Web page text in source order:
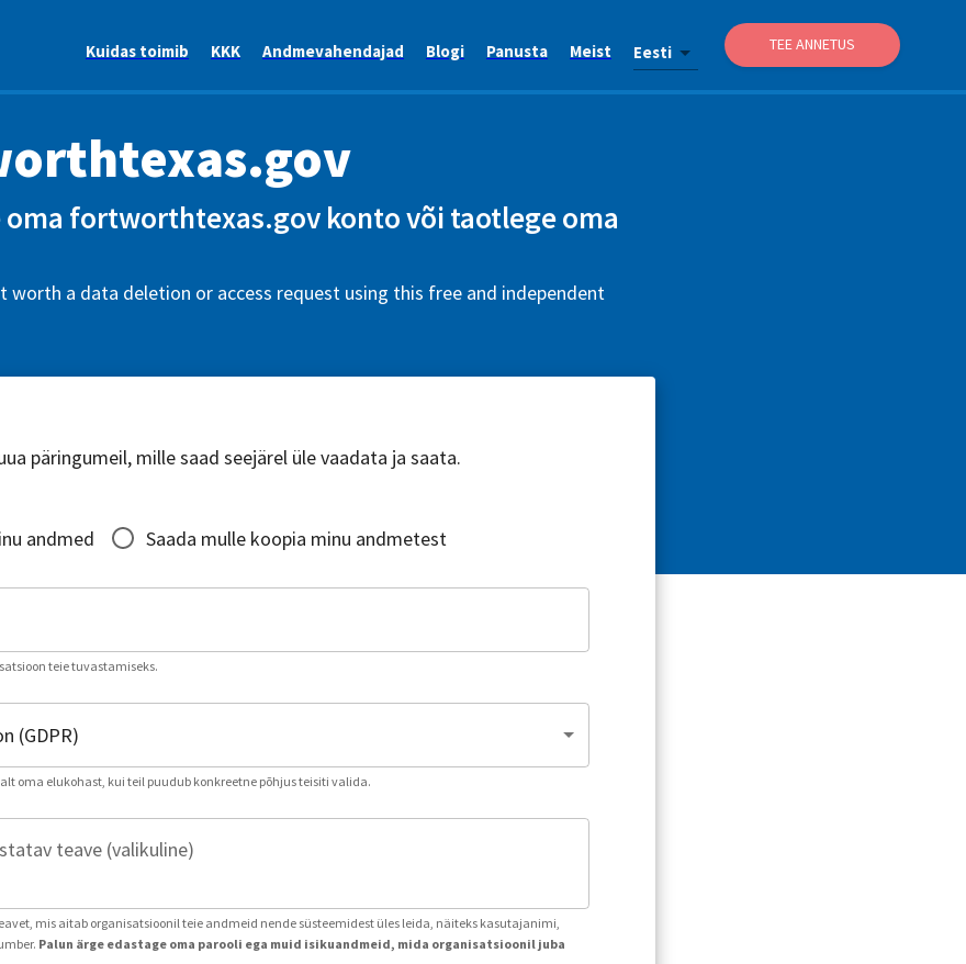
Kuidas toimib KKK Andmevahendajad Blogi Panusta Meist Eesti TEE ANNETUS
oma fortworthtexas.gov konto või taotlege oma
worth a data deletion or access request using this free and independent
päringumeil, mille saad seejärel üle vaadata ja saata.
andmed
Saada mulle koopia minu andmetest
teie tuvastamiseks.
oma elukohast, kui teil puudub konkreetne põhjus teisiti valida.
teave (valikuline)
mis aitab organisatsioonil teie andmeid nende süsteemidest üles leida, näiteks kasutajanimi,
Palun ärge edastage oma parooli ega muid isikuandmeid, mida organisatsioonil juba